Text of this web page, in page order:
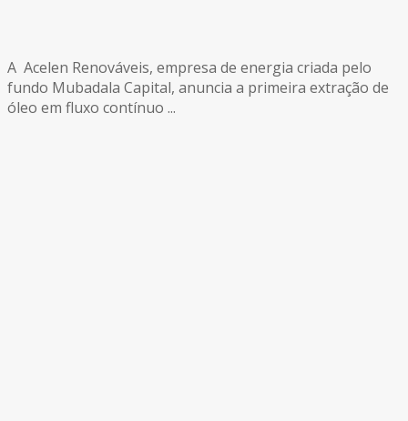
A Acelen Renováveis, empresa de energia criada pelo
fundo Mubadala Capital, anuncia a primeira extração de
óleo em fluxo contínuo ...